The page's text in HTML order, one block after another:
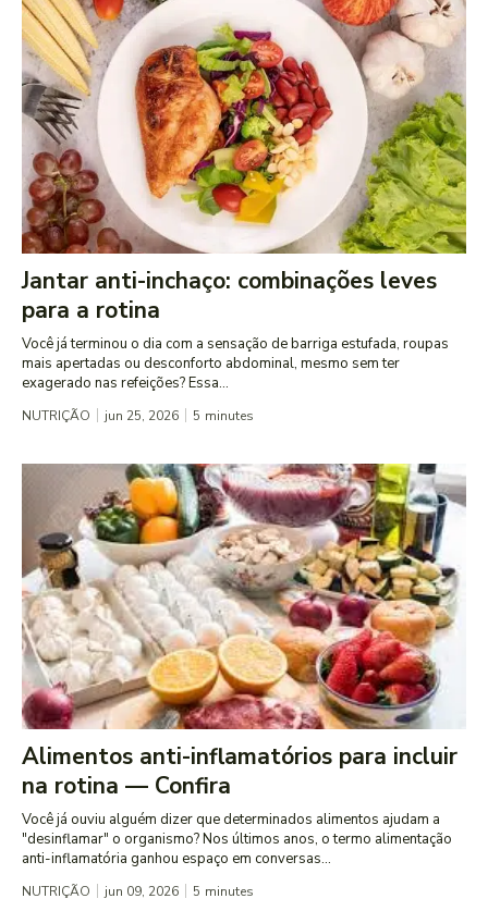
Jantar anti-inchaço: combinações leves
para a rotina
Você já terminou o dia com a sensação de barriga estufada, roupas
mais apertadas ou desconforto abdominal, mesmo sem ter
exagerado nas refeições? Essa...
NUTRIÇÃO jun 25, 2026 5 minutes
Alimentos anti-inflamatórios para incluir
na rotina — Confira
Você já ouviu alguém dizer que determinados alimentos ajudam a
"desinflamar" o organismo? Nos últimos anos, o termo alimentação
anti-inflamatória ganhou espaço em conversas...
NUTRIÇÃO jun 09, 2026 5 minutes